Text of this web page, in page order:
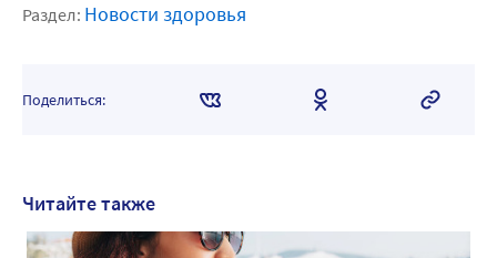
Раздел: Новости здоровья
Поделиться:
Читайте также